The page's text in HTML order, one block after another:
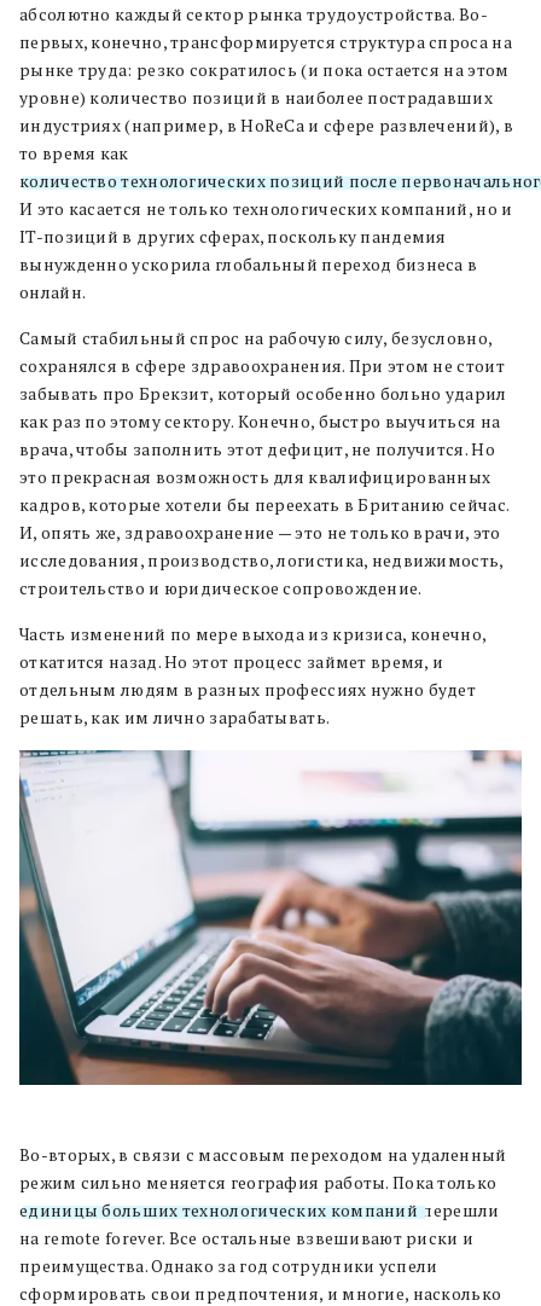
абсолютно каждый сектор рынка трудоустройства. Во-
первых, конечно, трансформируется структура спроса на
рынке труда: резко сократилось (и пока остается на этом
уровне) количество позиций в наиболее пострадавших
индустриях (например, в HoReCa и сфере развлечений), в
то время как
количество технологических позиций после
И это касается не только технологических компаний, но и
IT-позиций в других сферах, поскольку пандемия
вынужденно ускорила глобальный переход бизнеса в
онлайн.
Самый стабильный спрос на рабочую силу, безусловно,
сохранялся в сфере здравоохранения. При этом не стоит
забывать про Брекзит, который особенно больно ударил
как раз по этому сектору. Конечно, быстро выучиться на
врача, чтобы заполнить этот дефицит, не получится. Но
это прекрасная возможность для квалифицированных
кадров, которые хотели бы переехать в Британию сейчас.
И, опять же, здравоохранение — это не только врачи, это
исследования, производство, логистика, недвижимость,
строительство и юридическое сопровождение.
Часть изменений по мере выхода из кризиса, конечно,
откатится назад. Но этот процесс займет время, и
отдельным людям в разных профессиях нужно будет
решать, как им лично зарабатывать.
Во-вторых, в связи с массовым переходом на удаленный
режим сильно меняется география работы. Пока только
единицы больших технологических компанийперешли
на remote forever. Все остальные взвешивают риски и
преимущества. Однако за год сотрудники успели
сформировать свои предпочтения, и многие, насколько